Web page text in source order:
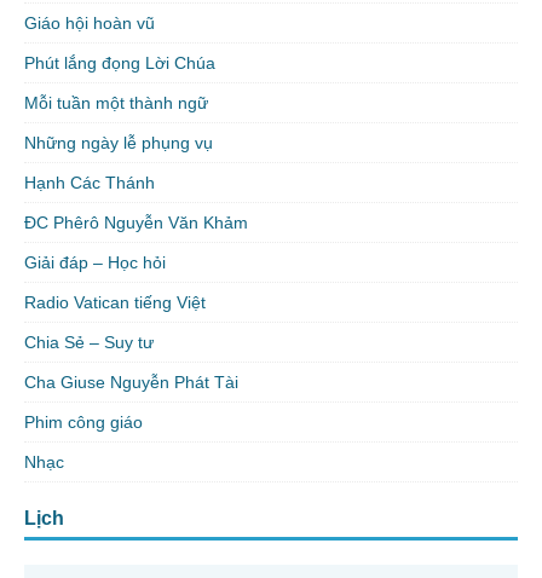
Giáo hội hoàn vũ
Phút lắng đọng Lời Chúa
Mỗi tuần một thành ngữ
Những ngày lễ phụng vụ
Hạnh Các Thánh
ĐC Phêrô Nguyễn Văn Khảm
Giải đáp – Học hỏi
Radio Vatican tiếng Việt
Chia Sẻ – Suy tư
Cha Giuse Nguyễn Phát Tài
Phim công giáo
Nhạc
Lịch